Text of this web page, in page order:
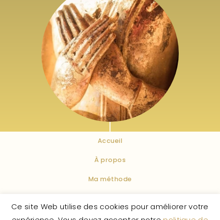
Duo Oracles Retour à
l’Essentiel 1 & 2
45,45€ – 58,68€ HTVA + 21% de
TVA
Accueil
À propos
Ma méthode
Conditions Générales de Vente
Ce site Web utilise des cookies pour améliorer votre